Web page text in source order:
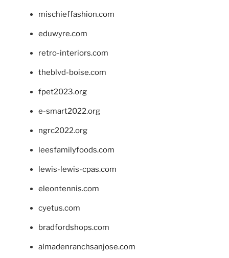
mischieffashion.com
eduwyre.com
retro-interiors.com
theblvd-boise.com
fpet2023.org
e-smart2022.org
ngrc2022.org
leesfamilyfoods.com
lewis-lewis-cpas.com
eleontennis.com
cyetus.com
bradfordshops.com
almadenranchsanjose.com